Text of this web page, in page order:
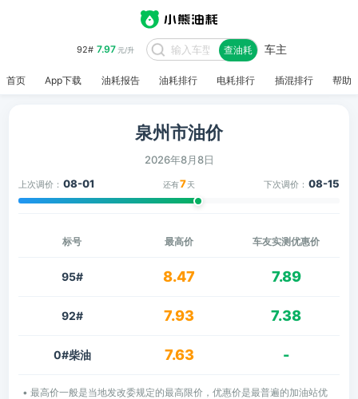
92# 7.97元/升 查油耗 车主
首页 App下载 油耗报告 油耗排行 电耗排行 插混排行 帮助
泉州市油价
2026年8月8日
上次调价： 08-01 还有7天 下次调价： 08-15
标号 最高价 车友实测优惠价
95# 8.47 7.89
92# 7.93 7.38
0#柴油 7.63 -
• 最高价一般是当地发改委规定的最高限价，优惠价是最普遍的加油站优